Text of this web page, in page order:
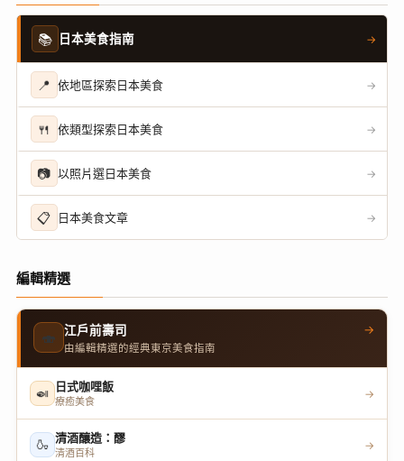
📚 日本美食指南 →
📍 依地區探索日本美食 →
🍴 依類型探索日本美食 →
📷 以照片選日本美食 →
📋 日本美食文章 →
編輯精選
🍣 江戶前壽司
由編輯精選的經典東京美食指南
→
🍛 日式咖哩飯
療癒美食
→
🍶 清酒釀造：醪
清酒百科
→